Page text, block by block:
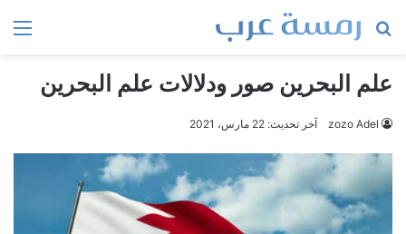
بحث
علم البحرين صور ودلالات علم البحرين
zozo Adel آخر تحديث: 22 مارس، 2021